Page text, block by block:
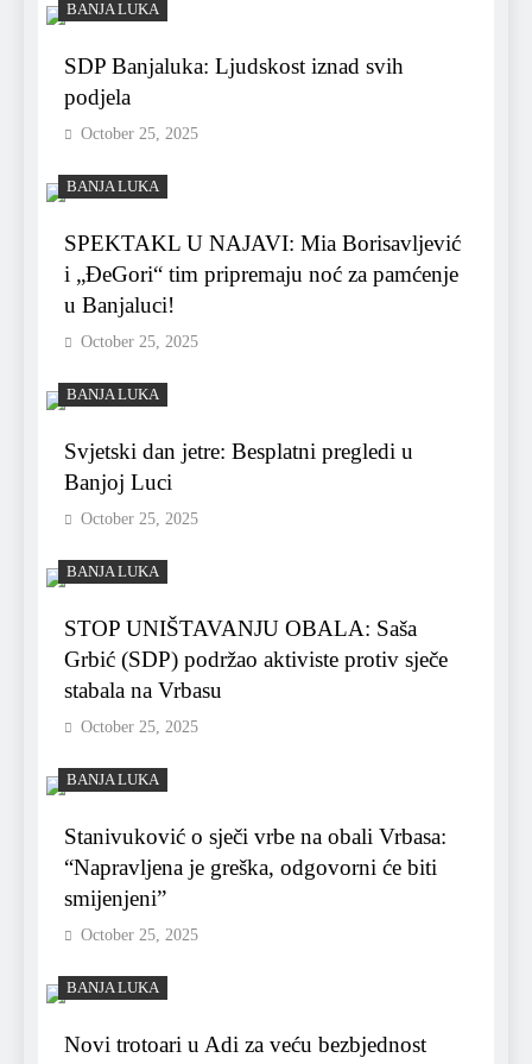
BANJA LUKA
SDP Banjaluka: Ljudskost iznad svih
podjela
October 25, 2025
BANJA LUKA
SPEKTAKL U NAJAVI: Mia Borisavljević
i „ĐeGori“ tim pripremaju noć za pamćenje
u Banjaluci!
October 25, 2025
BANJA LUKA
Svjetski dan jetre: Besplatni pregledi u
Banjoj Luci
October 25, 2025
BANJA LUKA
STOP UNIŠTAVANJU OBALA: Saša
Grbić (SDP) podržao aktiviste protiv sječe
stabala na Vrbasu
October 25, 2025
BANJA LUKA
Stanivuković o sječi vrbe na obali Vrbasa:
“Napravljena je greška, odgovorni će biti
smijenjeni”
October 25, 2025
BANJA LUKA
Novi trotoari u Adi za veću bezbjednost